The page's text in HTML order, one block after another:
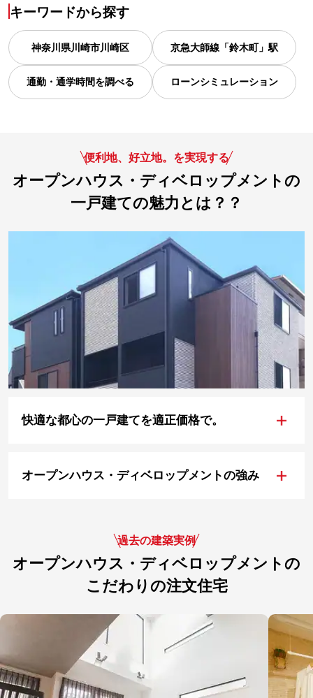
キーワードから探す
神奈川県川崎市川崎区 京急大師線「鈴木町」駅
通勤・通学時間を調べる ローンシミュレーション
便利地、好立地。を実現する
オープンハウス・ディベロップメントの
一戸建ての魅力とは？？
快適な都心の一戸建てを適正価格で。 +
オープンハウス・ディベロップメントの強み +
過去の建築実例
オープンハウス・ディベロップメントの
こだわりの注文住宅